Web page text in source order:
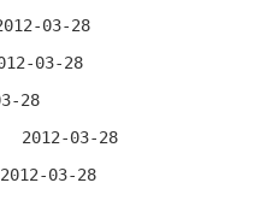
03-28
03-28
28
2012-03-28
2012-03-28